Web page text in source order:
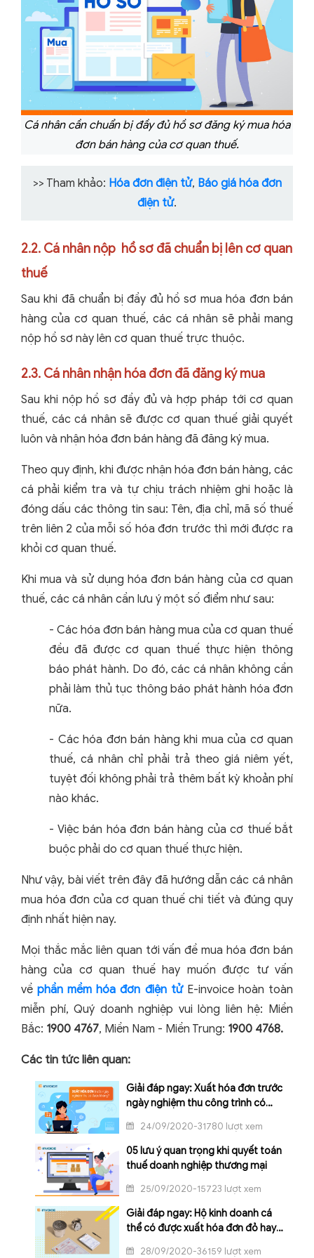
Cá nhân cần chuẩn bị đầy đủ hồ sơ đăng ký mua hóa
đơn bán hàng của cơ quan thuế.
>> Tham khảo: Hóa đơn điện tử, Báo giá hóa đơn
điện tử.
2.2. Cá nhân nộp hồ sơ đã chuẩn bị lên cơ quan
thuế
Sau khi đã chuẩn bị đầy đủ hồ sơ mua hóa đơn bán
hàng của cơ quan thuế, các cá nhân sẽ phải mang
nộp hồ sơ này lên cơ quan thuế trực thuộc.
2.3. Cá nhân nhận hóa đơn đã đăng ký mua
Sau khi nộp hồ sơ đầy đủ và hợp pháp tới cơ quan
thuế, các cá nhân sẽ được cơ quan thuế giải quyết
luôn và nhận hóa đơn bán hàng đã đăng ký mua.
Theo quy định, khi được nhận hóa đơn bán hàng, các
cá phải kiểm tra và tự chịu trách nhiệm ghi hoặc là
đóng dấu các thông tin sau: Tên, địa chỉ, mã số thuế
trên liên 2 của mỗi số hóa đơn trước thì mới được ra
khỏi cơ quan thuế.
Khi mua và sử dụng hóa đơn bán hàng của cơ quan
thuế, các cá nhân cần lưu ý một số điểm như sau:
- Các hóa đơn bán hàng mua của cơ quan thuế
đều đã được cơ quan thuế thực hiện thông
báo phát hành. Do đó, các cá nhân không cần
phải làm thủ tục thông báo phát hành hóa đơn
nữa.
- Các hóa đơn bán hàng khi mua của cơ quan
thuế, cá nhân chỉ phải trả theo giá niêm yết,
tuyệt đối không phải trả thêm bất kỳ khoản phí
nào khác.
- Việc bán hóa đơn bán hàng của cơ thuế bắt
buộc phải do cơ quan thuế thực hiện.
Như vậy, bài viết trên đây đã hướng dẫn các cá nhân
mua hóa đơn của cơ quan thuế chi tiết và đúng quy
định nhất hiện nay.
Mọi thắc mắc liên quan tới vấn đề mua hóa đơn bán
hàng của cơ quan thuế hay muốn được tư vấn
vềphần mềm hóa đơn điện tửE-invoice hoàn toàn
miễn phí, Quý doanh nghiệp vui lòng liên hệ: Miền
Bắc: 1900 4767, Miền Nam - Miền Trung: 1900 4768.
Các tin tức liên quan:
Giải đáp ngay: Xuất hóa đơn trước
ngày nghiệm thu công trình có
24/09/2020-31780 lượt xem
05 lưu ý quan trọng khi quyết toán
thuế doanh nghiệp thương mại
25/09/2020-15723 lượt xem
Giải đáp ngay: Hộ kinh doanh cá
thể có được xuất hóa đơn đỏ hay
28/09/2020-36159 lượt xem